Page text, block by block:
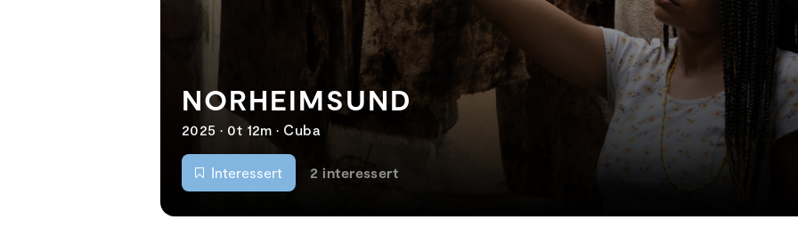
NORHEIMSUND
2025 • 0t 12m • Cuba
Interessert 2 interessert